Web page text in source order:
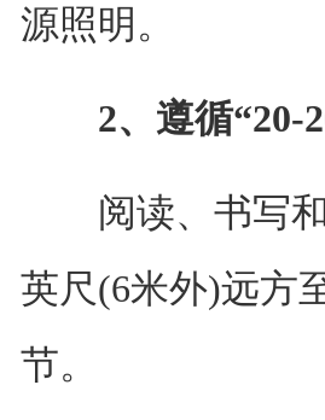
源照明。
2、遵循“20-
阅读、书写和
英尺(6米外)远方
节。